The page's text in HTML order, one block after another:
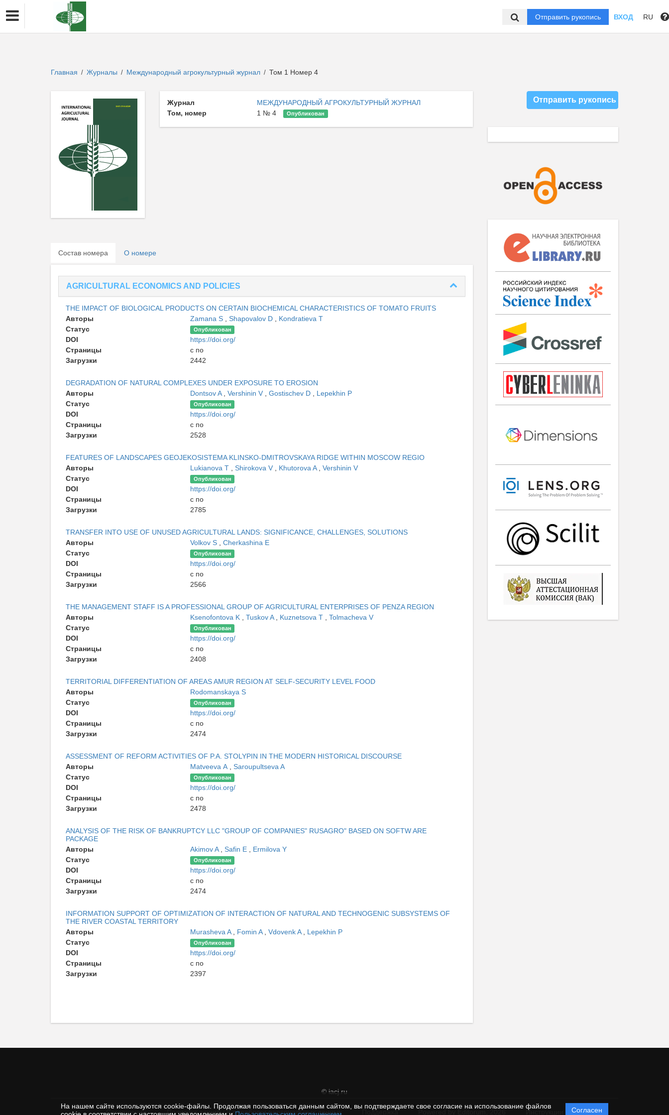
На нашем сайте используются cookie-файлы. Продолжая пользоваться данным сайтом, вы подтверждаете свое согласие на использование файлов
Согласен
Отправить рукопись ВХОД RU
Главная / Журналы / Международный агрокультурный журнал / Том 1 Номер 4
Журнал
МЕЖДУНАРОДНЫЙ АГРОКУЛЬТУРНЫЙ ЖУРНАЛ
Том, номер
1 № 4 Опубликован
Состав номера О номере
AGRICULTURAL ECONOMICS AND POLICIES
THE IMPACT OF BIOLOGICAL PRODUCTS ON CERTAIN BIOCHEMICAL CHARACTERISTICS OF TOMATO FRUITS
Авторы
Zamana S Shapovalov D
Kondratieva T
Статус
Опубликован
DOI
https://doi.org/
Страницы
с по
Загрузки
2442
DEGRADATION OF NATURAL COMPLEXES UNDER EXPOSURE TO EROSION
Авторы
Dontsov A Vershinin V Gostischev D
Lepekhin P
Статус
Опубликован
DOI
https://doi.org/
Страницы
с по
Загрузки
2528
FEATURES OF LANDSCAPES GEOJEKOSISTEMA KLINSKO-DMITROVSKAYA RIDGE WITHIN MOSCOW REGIO
Авторы
Lukianova T Shirokova V Khutorova A
Vershinin V
Статус
Опубликован
DOI
https://doi.org/
Страницы
с по
Загрузки
2785
TRANSFER INTO USE OF UNUSED AGRICULTURAL LANDS: SIGNIFICANCE, CHALLENGES, SOLUTIONS
Авторы
Volkov S
Cherkashina E
Статус
Опубликован
DOI
https://doi.org/
Страницы
с по
Загрузки
2566
THE MANAGEMENT STAFF IS A PROFESSIONAL GROUP OF AGRICULTURAL ENTERPRISES OF PENZA REGION
Авторы
Ksenofontova K Tuskov A Kuznetsova T
Tolmacheva V
Статус
Опубликован
DOI
https://doi.org/
Страницы
с по
Загрузки
2408
TERRITORIAL DIFFERENTIATION OF AREAS AMUR REGION AT SELF-SECURITY LEVEL FOOD
Авторы
Rodomanskaya S
Статус
Опубликован
DOI
https://doi.org/
Страницы
с по
Загрузки
2474
ASSESSMENT OF REFORM ACTIVITIES OF P.A. STOLYPIN IN THE MODERN HISTORICAL DISCOURSE
Авторы
Matveеvа А
Saroupultseva A
Статус
Опубликован
DOI
https://doi.org/
Страницы
с по
Загрузки
2478
ANALYSIS OF THE RISK OF BANKRUPTCY LLC "GROUP OF COMPANIES" RUSAGRO" BASED ON SOFTW ARE
PACKAGE
Авторы
Akimov A Safin E
Ermilova Y
Статус
Опубликован
DOI
https://doi.org/
Страницы
с по
Загрузки
2474
INFORMATION SUPPORT OF OPTIMIZATION OF INTERACTION OF NATURAL AND TECHNOGENIC SUBSYSTEMS OF
THE RIVER COASTAL TERRITORY
Авторы
Murasheva A Fomin A Vdovenk A
Lepekhin P
Статус
Опубликован
DOI
https://doi.org/
Страницы
с по
Загрузки
2397
Отправить рукопись
© iacj.ru
Соглашение Политика защиты и обработки персональных данных Поддержка Инструкции